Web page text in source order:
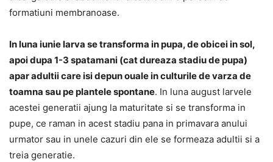
formatiuni membranoase.
In luna iunie larva se transforma in pupa, de obicei in sol,
apoi dupa 1-3 spatamani (cat dureaza stadiu de pupa)
apar adultii care isi depun ouale in culturile de varza de
toamna sau pe plantele spontane. In luna august larvele
acestei generatii ajung la maturitate si se transforma in
pupe, ce raman in acest stadiu pana in primavara anului
urmator sau in unele cazuri din ele se formeaza adultii si a
treia generatie.